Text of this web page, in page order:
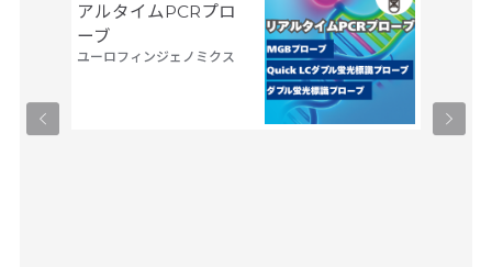
アルタイムPCRプロ
ーブ
ユーロフィンジェノミクス